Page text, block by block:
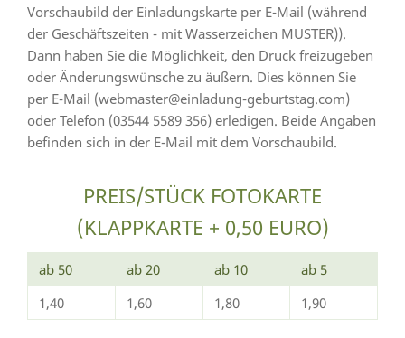
Vorschaubild der Einladungskarte per E-Mail (während
der Geschäftszeiten - mit Wasserzeichen MUSTER)).
Dann haben Sie die Möglichkeit, den Druck freizugeben
oder Änderungswünsche zu äußern. Dies können Sie
per E-Mail (webmaster@einladung-geburtstag.com)
oder Telefon (03544 5589 356) erledigen. Beide Angaben
befinden sich in der E-Mail mit dem Vorschaubild.
PREIS/STÜCK FOTOKARTE
(KLAPPKARTE + 0,50 EURO)
ab 50 ab 20 ab 10
ab 5
1,40
1,60 1,80 1,90